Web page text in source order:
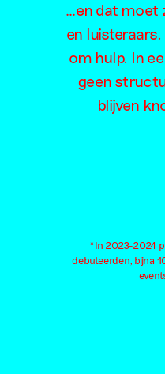
…en dat moet
en
om hulp. In
geen
blijven
*In 2023-2024
debuteerden, bijna